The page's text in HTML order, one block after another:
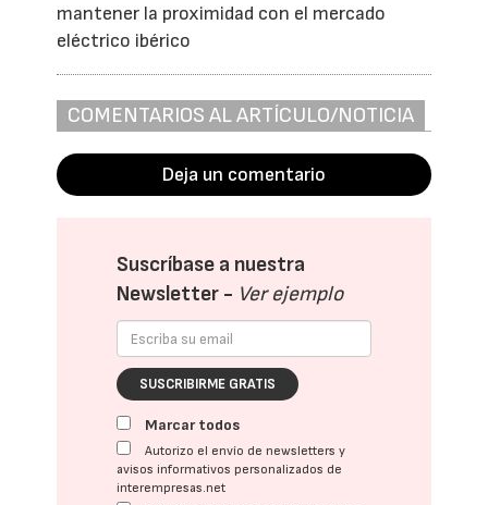
mantener la proximidad con el mercado
eléctrico ibérico
COMENTARIOS AL ARTÍCULO/NOTICIA
Deja un comentario
Suscríbase a nuestra
Newsletter - Ver ejemplo
SUSCRIBIRME GRATIS
Marcar todos
Autorizo el envío de newsletters y
avisos informativos personalizados de
interempresas.net